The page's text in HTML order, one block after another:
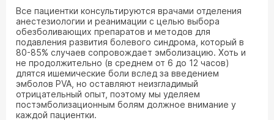
Все пациентки консультируются врачами отделения
анестезиологии и реанимации с целью выбора
обезболивающих препаратов и методов для
подавления развития болевого синдрома, который в
80-85% случаев сопровождает эмболизацию. Хоть и
не продолжительно (в среднем от 6 до 12 часов)
длятся ишемические боли вслед за введением
эмболов PVA, но оставляют неизгладимый
отрицательный опыт, поэтому мы уделяем
постэмболизационным болям должное внимание у
каждой пациентки.